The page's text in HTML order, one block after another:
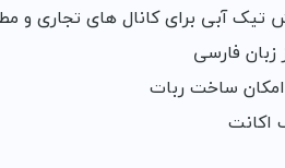
تیک آبی برای کانال های تجاری و
زبان فارسی
اکانت